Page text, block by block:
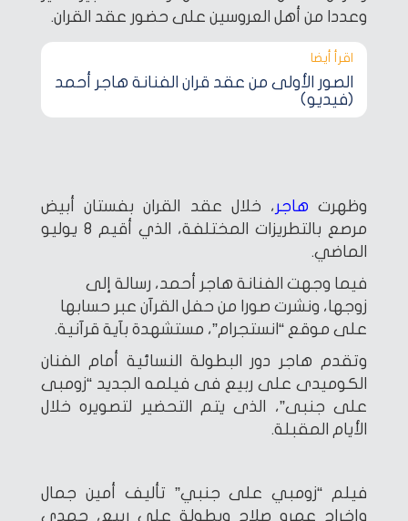
وعددا من أهل العروسين على حضور عقد القران.
اقرأ أيضا‎
الصور الأولى من عقد قران الفنانة هاجر أحمد
(فيديو)
وظهرت هاجر ، خلال عقد القران بفستان أبيض
مرصع بالتطريزات المختلفة، الذي أقيم 8 يوليو
الماضي.
فيما وجهت الفنانة هاجر أحمد، رسالة إلى
زوجها، ونشرت صورا من حفل القرآن عبر حسابها
على موقع “انستجرام”، مستشهدة بآية قرآنية.
وتقدم هاجر دور البطولة النسائية أمام الفنان
الكوميدى على ربيع فى فيلمه الجديد “زومبى
على جنبى”، الذى يتم التحضير لتصويره خلال
الأيام المقبلة.
فيلم “زومبي على جنبي” تأليف أمين جمال
وإخراج عمرو صلاح وبطولة علي ربيع، حمدي